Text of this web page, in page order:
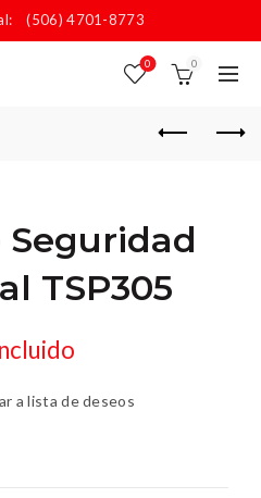
(506) 4701-8773
0 0
TSP305
a lista de deseos